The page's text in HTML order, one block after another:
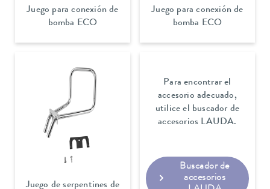
Juego para conexión de
bomba ECO
Juego para conexión de
bomba ECO
Juego de serpentines de
Para encontrar el
accesorio adecuado,
utilice el buscador de
accesorios LAUDA.
Buscador de
accesorios